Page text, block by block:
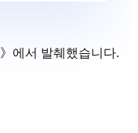
》에서 발췌했습니다.